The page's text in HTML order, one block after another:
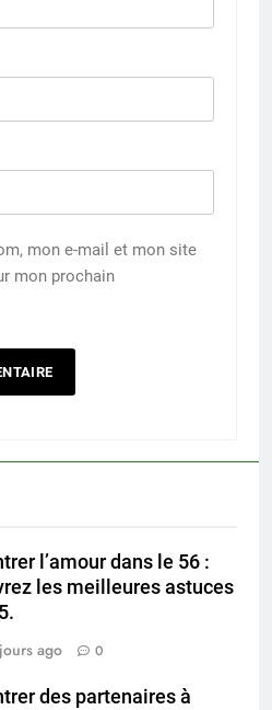
mon e-mail et mon site
mon prochain
l’amour dans le 56 :
les meilleures astuces
ago
0
des partenaires à